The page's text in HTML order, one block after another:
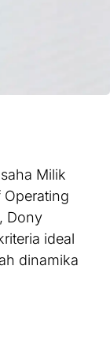
Milik
Operating
Dony
ideal
dinamika